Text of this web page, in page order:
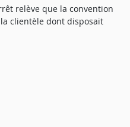
relève que la convention
clientèle dont disposait